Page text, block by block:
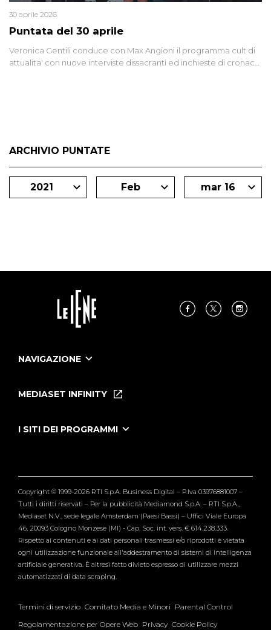
Puntata del 30 aprile
30 aprile 2026
Veronica Gentili conduce con Max Angioni il programma cult di
attualita' con nuove interviste dissacranti ed inchieste di cronaca
ARCHIVIO PUNTATE
2021 Feb mar 16
NAVIGAZIONE
Le Iene Presentano Inside
Tutti i servizi
MEDIASET INFINITY
I SITI DEI PROGRAMMI
Verissimo
Copyright © 1999-2026 RTI S.p.A. Business Digital – P.Iva 03976881007 –
Tutti i diritti riservati – Per la pubblicità Mediamond S.p.A. – RTI S.p.A.,
Mediaset N.V., sede legale Amsterdam (Paesi Bassi) – Uffici Viale Europa
46, 20093 Cologno Monzese (MI) - Cap. Soc. int. vers. € 614.238.333.
Rispetto ai contenuti e ai dati personali trasmessi e/o riprodotti è vietata
ogni utilizzazione funzionale all'addestramento di sistemi di intelligenza
artificiale generativa. È altresì fatto divieto espresso di utilizzare mezzi
automatizzati di data scraping.
Termini di servizio Comitato Media e Minori Parental Control
Regolamentazione per Opere Web Privacy Cookie Policy